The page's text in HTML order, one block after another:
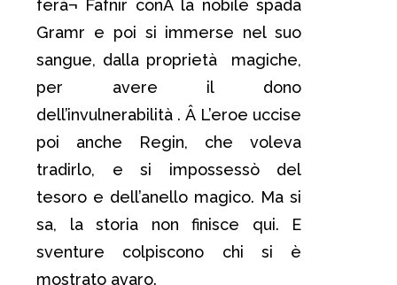
ferà¬ Fafnir conÂ la nobile spada
Gramr e poi si immerse nel suo
sangue, dalla proprietà magiche,
per avere il dono
dell’invulnerabilità . Â L’eroe uccise
poi anche Regin, che voleva
tradirlo, e si impossessò del
tesoro e dell’anello magico. Ma si
sa, la storia non finisce qui. E
sventure colpiscono chi si è
mostrato avaro.